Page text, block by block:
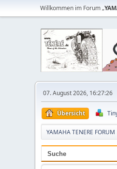
Willkommen im Forum „
07. August 2026, 16:27:26
Übersicht
YAMAHA TENERE FORUM
Suche